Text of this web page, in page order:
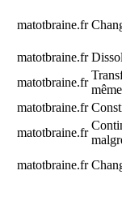
matotbraine.fr
matotbraine.fr
matotbraine.fr
matotbraine.fr
matotbraine.fr
matotbraine.fr